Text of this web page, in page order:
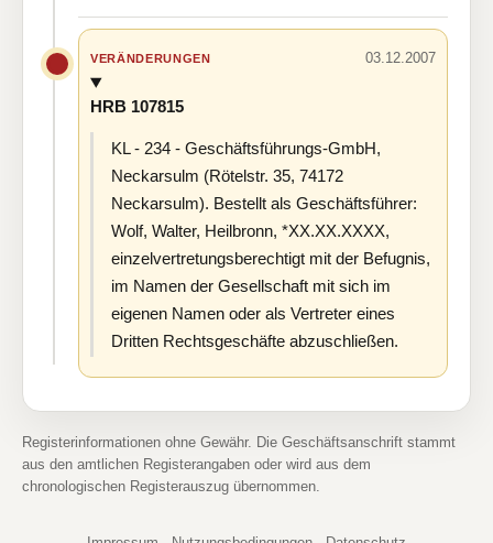
VERÄNDERUNGEN 03.12.2007
HRB 107815
KL - 234 - Geschäftsführungs-GmbH,
Neckarsulm (Rötelstr. 35, 74172
Neckarsulm). Bestellt als Geschäftsführer:
Wolf, Walter, Heilbronn, *XX.XX.XXXX,
einzelvertretungsberechtigt mit der Befugnis,
im Namen der Gesellschaft mit sich im
eigenen Namen oder als Vertreter eines
Dritten Rechtsgeschäfte abzuschließen.
Registerinformationen ohne Gewähr. Die Geschäftsanschrift stammt
aus den amtlichen Registerangaben oder wird aus dem
chronologischen Registerauszug übernommen.